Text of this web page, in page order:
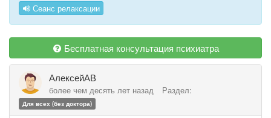
Сеанс релаксации
Бесплатная консультация психиатра
АлексейАВ
более чем десять лет назад Раздел:
Для всех (без доктора)